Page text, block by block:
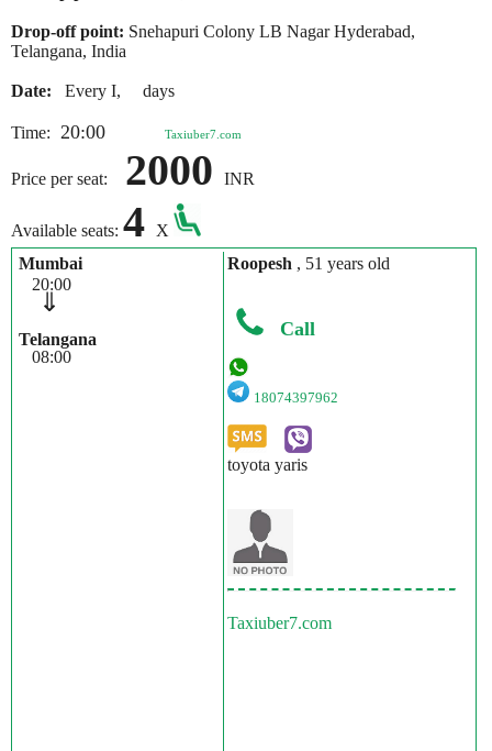
Drop-off point: Snehapuri Colony LB Nagar Hyderabad,
Telangana, India
Date: Every I, days
Time: 20:00 Taxiuber7.com
Price per seat: 2000 INR
Available seats: 4
X
Mumbai
20:00
⇓
Telangana
08:00
Roopesh , 51 years old
Call
18074397962
toyota yaris
Taxiuber7.com